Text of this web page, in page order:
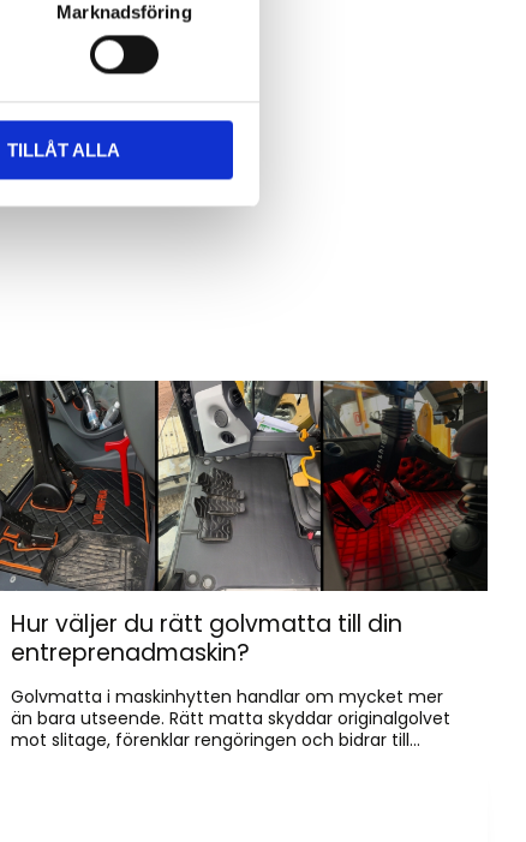
Marknadsföring
TILLÅT ALLA
Hur väljer du rätt golvmatta till din
entreprenadmaskin?
Golvmatta i maskinhytten handlar om mycket mer
än bara utseende. Rätt matta skyddar originalgolvet
mot slitage, förenklar rengöringen och bidrar till...